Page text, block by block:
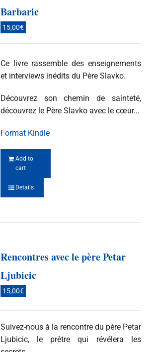
Barbaric
15,00€
Ce livre rassemble des enseignements
et interviews inédits du Père Slavko.
Découvrez son chemin de sainteté,
découvrez le Père Slavko avec le cœur...
Format Kindle
Add to
cart
Details
Rencontres avec le père Petar
Ljubicic
15,00€
Suivez-nous à la rencontre du père Petar
Ljubicic, le prêtre qui révélera les